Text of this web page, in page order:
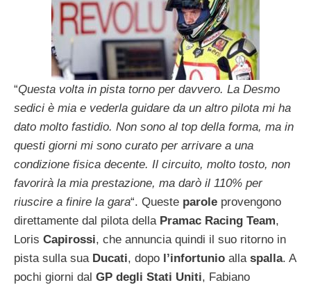
“Questa volta in pista torno per davvero. La Desmo
sedici è mia e vederla guidare da un altro pilota mi ha
dato molto fastidio. Non sono al top della forma, ma in
questi giorni mi sono curato per arrivare a una
condizione fisica decente. Il circuito, molto tosto, non
favorirà la mia prestazione, ma darò il 110% per
riuscire a finire la gara“. Queste parole provengono
direttamente dal pilota della Pramac Racing Team,
Loris Capirossi, che annuncia quindi il suo ritorno in
pista sulla sua Ducati, dopo l’infortunio alla spalla. A
pochi giorni dal GP degli Stati Uniti, Fabiano